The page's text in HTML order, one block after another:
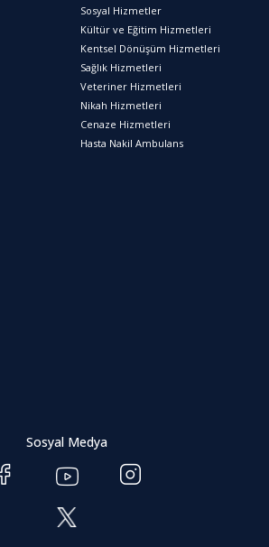
Sosyal Hizmetler
Kültür ve Eğitim Hizmetleri
Kentsel Dönüşüm Hizmetleri
Sağlık Hizmetleri
Veteriner Hizmetleri
Nikah Hizmetleri
Cenaze Hizmetleri
Hasta Nakil Ambulans
Sosyal Medya